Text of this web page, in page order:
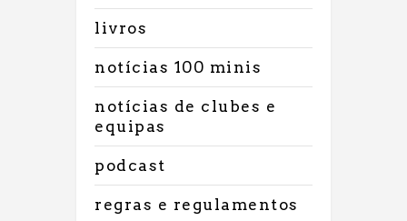
livros
notícias 100 minis
notícias de clubes e
equipas
podcast
regras e regulamentos